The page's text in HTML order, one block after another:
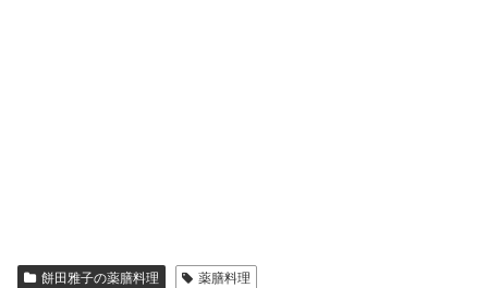
餅田雅子の薬膳料理 薬膳料理